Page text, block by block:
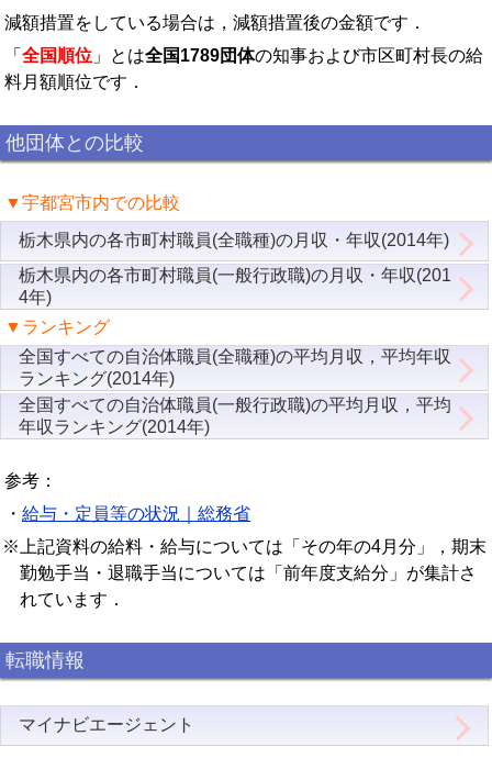
減額措置をしている場合は，減額措置後の金額です．
「 全国順位 」とは全国1789団体の知事および市区町村長の給
料月額順位です．
他団体との比較
▼宇都宮市内での比較
栃木県内の各市町村職員(全職種)の月収・年収(2014年)
栃木県内の各市町村職員(一般行政職)の月収・年収(201
4年)
▼ランキング
全国すべての自治体職員(全職種)の平均月収，平均年収
ランキング(2014年)
全国すべての自治体職員(一般行政職)の平均月収，平均
年収ランキング(2014年)
参考：
・ 給与・定員等の状況｜総務省
※上記資料の給料・給与については「その年の4月分」，期末
勤勉手当・退職手当については「前年度支給分」が集計さ
れています．
転職情報
マイナビエージェント